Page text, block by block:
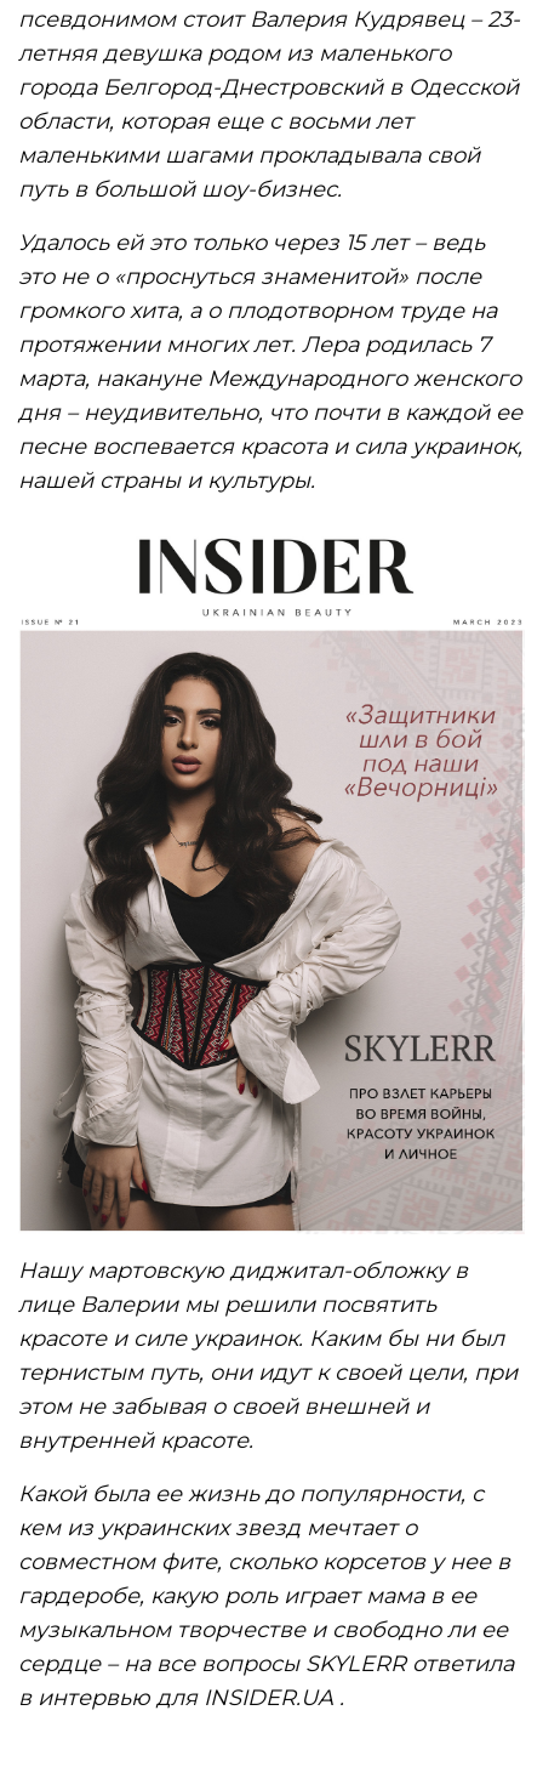
псевдонимом стоит Валерия Кудрявец – 23-
летняя девушка родом из маленького
города Белгород-Днестровский в Одесской
области, которая еще с восьми лет
маленькими шагами прокладывала свой
путь в большой шоу-бизнес.
Удалось ей это только через 15 лет – ведь
это не о «проснуться знаменитой» после
громкого хита, а о плодотворном труде на
протяжении многих лет. Лера родилась 7
марта, накануне Международного женского
дня – неудивительно, что почти в каждой ее
песне воспевается красота и сила украинок,
нашей страны и культуры.
Нашу мартовскую диджитал-обложку в
лице Валерии мы решили посвятить
красоте и силе украинок. Каким бы ни был
тернистым путь, они идут к своей цели, при
этом не забывая о своей внешней и
внутренней красоте.
Какой была ее жизнь до популярности, с
кем из украинских звезд мечтает о
совместном фите, сколько корсетов у нее в
гардеробе, какую роль играет мама в ее
музыкальном творчестве и свободно ли ее
сердце – на все вопросы SKYLERR ответила
в интервью для INSIDER.UA .